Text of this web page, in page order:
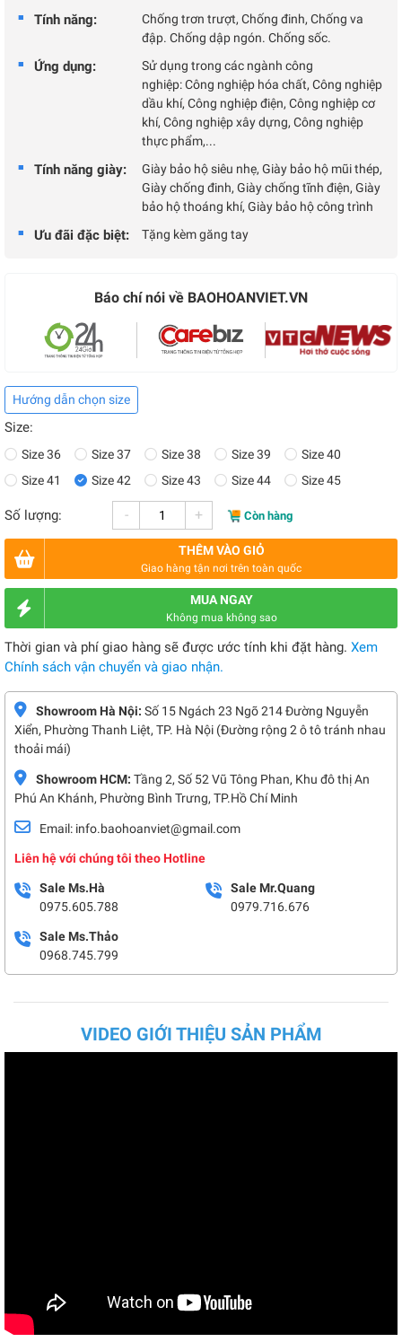
Tính năng:
Chống trơn trượt, Chống đinh, Chống va
đập. Chống dập ngón. Chống sốc.
Ứng dụng:
Sử dụng trong các ngành công
nghiệp: Công nghiệp hóa chất, Công nghiệp
dầu khí, Công nghiệp điện, Công nghiệp cơ
khí, Công nghiệp xây dựng, Công nghiệp
thực phẩm,...
Tính năng giày:
Giày bảo hộ siêu nhẹ, Giày bảo hộ mũi thép,
Giày chống đinh, Giày chống tĩnh điện, Giày
bảo hộ thoáng khí, Giày bảo hộ công trình
Ưu đãi đặc biệt: Tặng kèm găng tay
Báo chí nói về BAOHOANVIET.VN
Hướng dẫn chọn size
Size:
Size 36 Size 37 Size 38 Size 39
Size 40
Size 41
Size 42 Size 43 Size 44 Size 45
Số lượng: - + Còn hàng
THÊM VÀO GIỎ
Giao hàng tận nơi trên toàn quốc
MUA NGAY
Không mua không sao
Thời gian và phí giao hàng sẽ được ước tính khi đặt hàng. Xem
Chính sách vận chuyển và giao nhận.
Showroom Hà Nội: Số 15 Ngách 23 Ngõ 214 Đường Nguyễn
Xiển, Phường Thanh Liệt, TP. Hà Nội (Đường rộng 2 ô tô tránh nhau
thoải mái)
Showroom HCM: Tầng 2, Số 52 Vũ Tông Phan, Khu đô thị An
Phú An Khánh, Phường Bình Trưng, TP.Hồ Chí Minh
Email: info.baohoanviet@gmail.com
Liên hệ với chúng tôi theo Hotline
Sale Ms.Hà
0975.605.788
Sale Mr.Quang
0979.716.676
Sale Ms.Thảo
0968.745.799
VIDEO GIỚI THIỆU SẢN PHẨM